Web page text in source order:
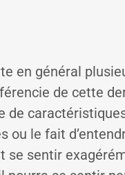
en général
de cette
de
ou le fait
se sentir